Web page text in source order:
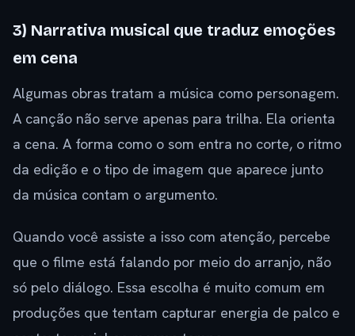
3) Narrativa musical que traduz emoções
em cena
Algumas obras tratam a música como personagem.
A canção não serve apenas para trilha. Ela orienta
a cena. A forma como o som entra no corte, o ritmo
da edição e o tipo de imagem que aparece junto
da música contam o argumento.
Quando você assiste a isso com atenção, percebe
que o filme está falando por meio do arranjo, não
só pelo diálogo. Essa escolha é muito comum em
produções que tentam capturar energia de palco e